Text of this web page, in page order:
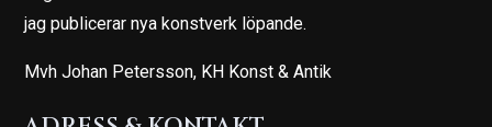
jag publicerar nya konstverk löpande.
Mvh Johan Petersson, KH Konst & Antik